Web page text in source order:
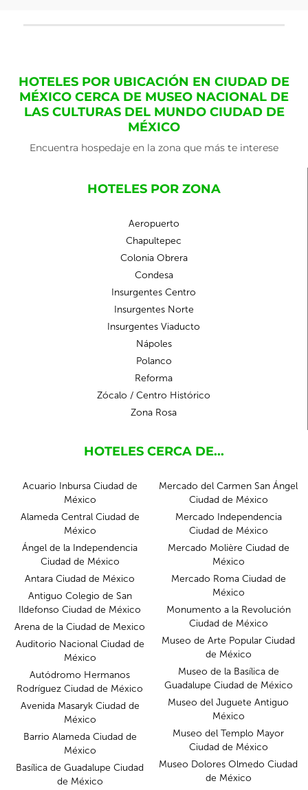
HOTELES POR UBICACIÓN EN CIUDAD DE
MÉXICO CERCA DE MUSEO NACIONAL DE
LAS CULTURAS DEL MUNDO CIUDAD DE
MÉXICO
Encuentra hospedaje en la zona que más te interese
HOTELES POR ZONA
Aeropuerto
Chapultepec
Colonia Obrera
Condesa
Insurgentes Centro
Insurgentes Norte
Insurgentes Viaducto
Nápoles
Polanco
Reforma
Zócalo / Centro Histórico
Zona Rosa
HOTELES CERCA DE...
Acuario Inbursa Ciudad de
México
Alameda Central Ciudad de
México
Ángel de la Independencia
Ciudad de México
Antara Ciudad de México
Antiguo Colegio de San
Ildefonso Ciudad de México
Arena de la Ciudad de Mexico
Auditorio Nacional Ciudad de
México
Autódromo Hermanos
Rodríguez Ciudad de México
Avenida Masaryk Ciudad de
México
Barrio Alameda Ciudad de
México
Basílica de Guadalupe Ciudad
de México
Mercado del Carmen San Ángel
Ciudad de México
Mercado Independencia
Ciudad de México
Mercado Molière Ciudad de
México
Mercado Roma Ciudad de
México
Monumento a la Revolución
Ciudad de México
Museo de Arte Popular Ciudad
de México
Museo de la Basílica de
Guadalupe Ciudad de México
Museo del Juguete Antiguo
México
Museo del Templo Mayor
Ciudad de México
Museo Dolores Olmedo Ciudad
de México